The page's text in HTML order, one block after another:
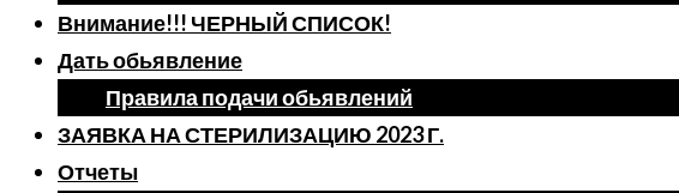
Внимание!!! ЧЕРНЫЙ СПИСОК!
Дать обьявление
Правила подачи обьявлений
ЗАЯВКА НА СТЕРИЛИЗАЦИЮ 2023 Г.
Отчеты